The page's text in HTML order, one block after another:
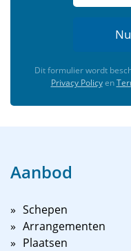
Dit formulier wordt
Privacy Policyen
Aanbod
Schepen
Arrangementen
Plaatsen